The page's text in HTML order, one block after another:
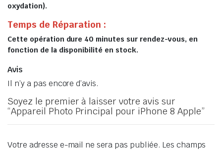
oxydation).
Temps de Réparation :
Cette opération dure 40 minutes sur rendez-vous, en
fonction de la disponibilité en stock.
Avis
Il n’y a pas encore d’avis.
Soyez le premier à laisser votre avis sur
“Appareil Photo Principal pour iPhone 8 Apple”
Votre adresse e-mail ne sera pas publiée. Les champs